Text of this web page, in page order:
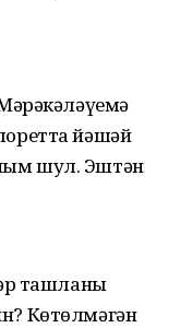
йәшәй
шул. Эштән
ташланы
Көтөлмәгән